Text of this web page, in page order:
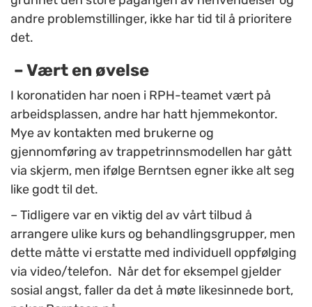
andre problemstillinger, ikke har tid til å prioritere
det.
– Vært en øvelse
I koronatiden har noen i RPH-teamet vært på
arbeidsplassen, andre har hatt hjemmekontor.
Mye av kontakten med brukerne og
gjennomføring av trappetrinnsmodellen har gått
via skjerm, men ifølge Berntsen egner ikke alt seg
like godt til det.
– Tidligere var en viktig del av vårt tilbud å
arrangere ulike kurs og behandlingsgrupper, men
dette måtte vi erstatte med individuell oppfølging
via video/telefon. Når det for eksempel gjelder
sosial angst, faller da det å møte likesinnede bort,